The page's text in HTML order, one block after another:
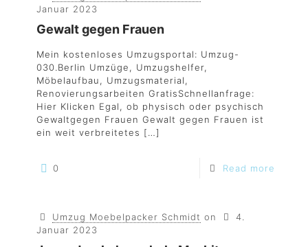
Januar 2023
Gewalt gegen Frauen
Mein kostenloses Umzugsportal: Umzug-
030.Berlin Umzüge, Umzugshelfer,
Möbelaufbau, Umzugsmaterial,
Renovierungsarbeiten GratisSchnellanfrage:
Hier Klicken Egal, ob physisch oder psychisch
Gewaltgegen Frauen Gewalt gegen Frauen ist
ein weit verbreitetes […]
0 Read more
Umzug Moebelpacker Schmidt on
4.
Januar 2023